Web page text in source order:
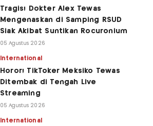
Tragis! Dokter Alex Tewas
Mengenaskan di Samping RSUD
Siak Akibat Suntikan Rocuronium
05 Agustus 2026
International
Horor! TikToker Meksiko Tewas
Ditembak di Tengah Live
Streaming
05 Agustus 2026
International